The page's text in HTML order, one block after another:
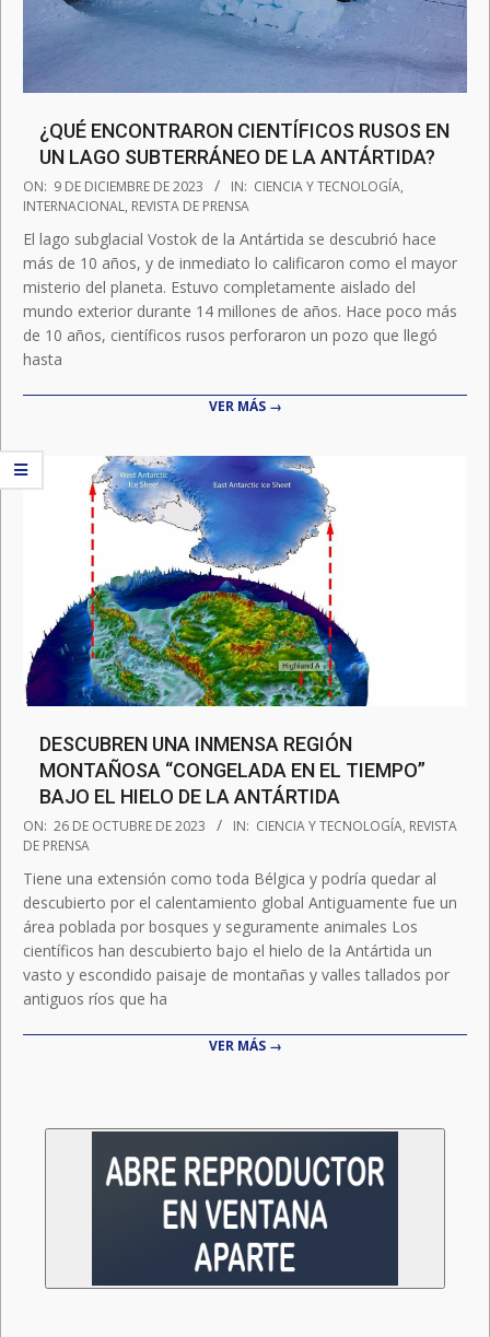
¿QUÉ ENCONTRARON CIENTÍFICOS RUSOS EN
UN LAGO SUBTERRÁNEO DE LA ANTÁRTIDA?
2023-
12-
09
ON: 9 DE DICIEMBRE DE 2023 IN: CIENCIA Y TECNOLOGÍA,
INTERNACIONAL, REVISTA DE PRENSA
El lago subglacial Vostok de la Antártida se descubrió hace
más de 10 años, y de inmediato lo calificaron como el mayor
misterio del planeta. Estuvo completamente aislado del
mundo exterior durante 14 millones de años. Hace poco más
de 10 años, científicos rusos perforaron un pozo que llegó
hasta
VER MÁS →
DESCUBREN UNA INMENSA REGIÓN
MONTAÑOSA “CONGELADA EN EL TIEMPO”
BAJO EL HIELO DE LA ANTÁRTIDA
2023-
10-
ON: 26 DE OCTUBRE DE 2023 IN: CIENCIA Y TECNOLOGÍA, REVISTA
DE PRENSA
Tiene una extensión como toda Bélgica y podría quedar al
descubierto por el calentamiento global Antiguamente fue un
área poblada por bosques y seguramente animales Los
científicos han descubierto bajo el hielo de la Antártida un
vasto y escondido paisaje de montañas y valles tallados por
antiguos ríos que ha
VER MÁS →